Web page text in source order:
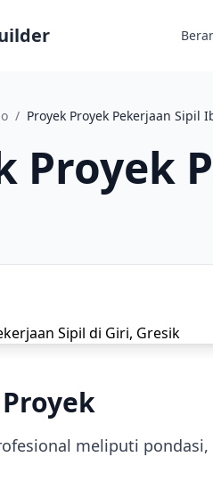
/ Proyek Proyek Pekerjaan Sipil
Proyek
meliputi